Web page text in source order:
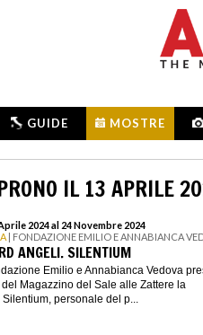
GUIDE MOSTRE
IL 13 APRILE
2024 al 24 Novembre 2024
| FONDAZIONE EMILIO E ANNABIANCA
ANGELI. SILENTIUM
Emilio e Annabianca Vedova
Magazzino del Sale alle Zattere la
personale del p...